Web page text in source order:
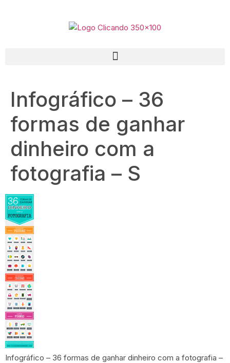
Infográfico – 36
formas de ganhar
dinheiro com a
fotografia – S
Infográfico – 36 formas de ganhar dinheiro com a fotografia –